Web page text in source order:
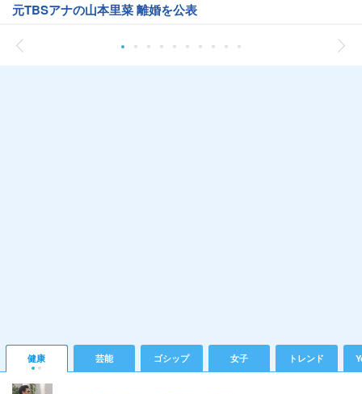
元TBSアナの山本里菜 離婚を公表
健康 芸能 ゴシップ 女子 トレンド